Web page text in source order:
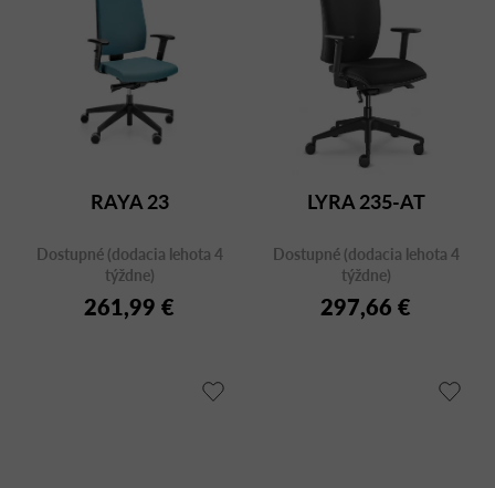
RAYA 23
Dostupné (dodacia lehota 4
týždne)
261,99 €
LYRA 235-AT
Dostupné (dodacia lehota 4
týždne)
297,66 €